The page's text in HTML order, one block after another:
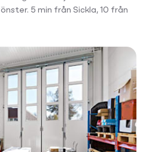
5 min från Sickla, 10 från